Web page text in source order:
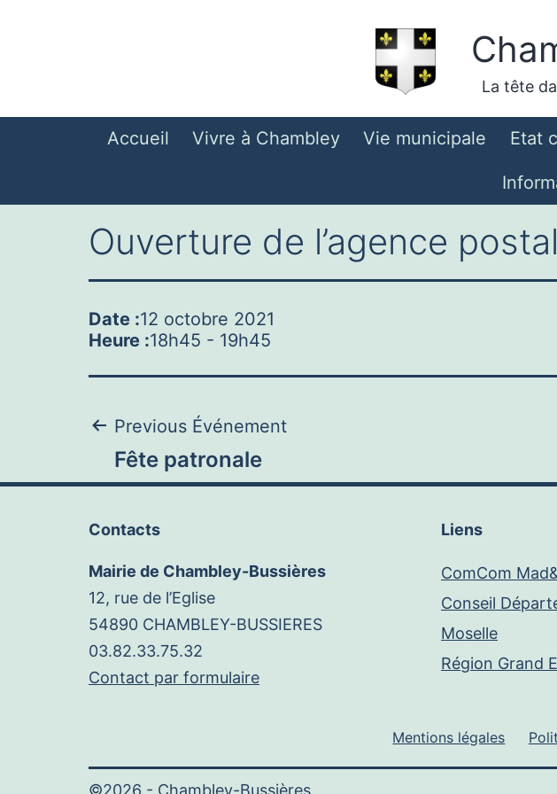
La tête
Accueil Vivre à Chambley Vie municipale Etat
Ouverture de l’agence
Date :12 octobre 2021
Heure :18h45 - 19h45
Navigation
de
l’article
Previous Événement
Fête patronale
Contacts
Mairie de Chambley-Bussières
12, rue de l’Eglise
54890 CHAMBLEY-BUSSIERES
03.82.33.75.32
Contact par formulaire
Liens
ComCom
Conseil
Moselle
Région Grand
Mentions légales
©2026 - Chambley-Bussières